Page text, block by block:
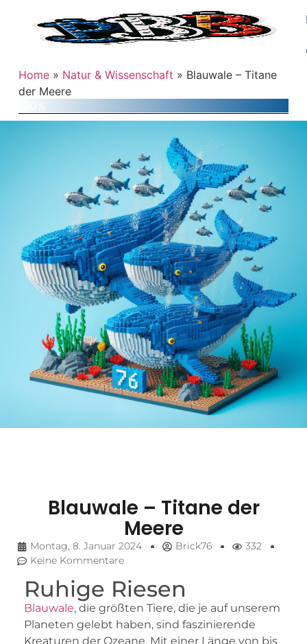
Home » Natur & Wissenschaft » Blauwale – Titane
der Meere
Blauwale – Titane der
Meere
Montag, 8. Januar 2024 Brick76
332
Keine Kommentare
Ruhige Riesen
Blauwale, die größten Tiere, die je auf unserem
Planeten gelebt haben, sind faszinierende
Kreaturen der Ozeane. Mit einer Länge von bis